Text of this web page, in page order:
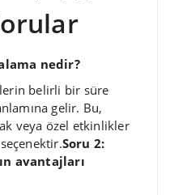
nedir?
belirli bir süre
gelir. Bu,
veya özel etkinlikler
Soru 2:
avantajları